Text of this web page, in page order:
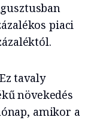
piaci
Ez tavaly
növekedés
amikor a